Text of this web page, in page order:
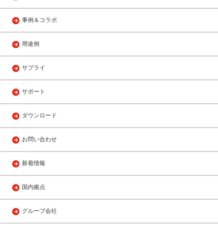
事例＆コラボ
用途例
サプライ
サポート
ダウンロード
お問い合わせ
新着情報
国内拠点
グループ会社